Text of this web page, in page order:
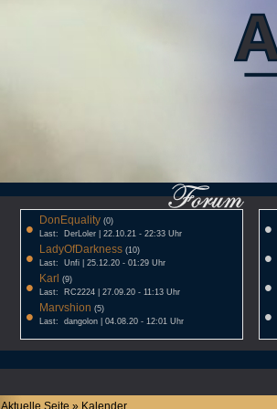
• DonEquality(0)
Last: DerLoler | 22.10.21 - 22:33 Uhr
• LadyOfDarkness(10)
Last: Unfi | 25.12.20 - 01:29 Uhr
• Karl (9)
Last: RC2224 | 27.09.20 - 11:13 Uhr
• Marvshion (5)
Last: dangolon | 04.08.20 - 12:01 Uhr
•
•
•
•
Aktuelle Seite » Kalender